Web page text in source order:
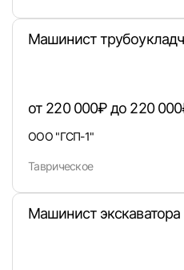
Пароль
или
Машинист
от 220 000₽ до 220
ООО "ГСП-1"
Таврическое
Машинист экскаватора